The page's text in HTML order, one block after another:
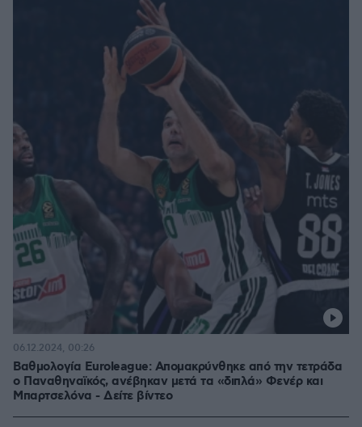
Βαθμολογία Euroleague: Απομακρύνθηκε από την τετράδα
ο Παναθηναϊκός, ανέβηκαν μετά τα «διπλά» Φενέρ και
Μπαρτσελόνα - Δείτε βίντεο
06.12.2024, 00:26